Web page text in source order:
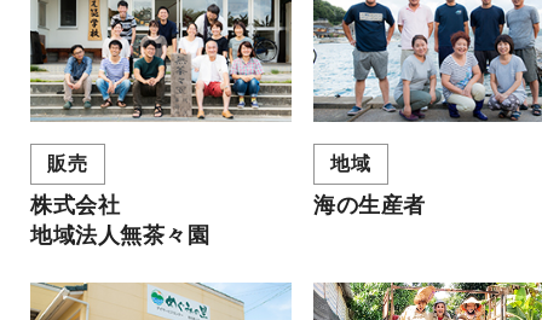
販売
株式会社
地域法人無茶々園
地域
海の生産者